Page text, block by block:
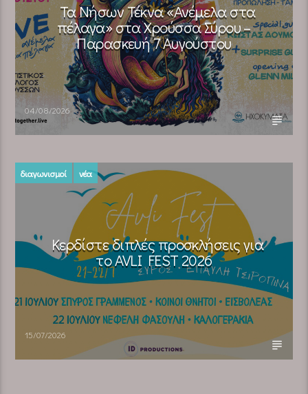
Τα Νήσων Τέκνα «Ανέμελα στα
πέλαγα» στα Χρούσσα Σύρου –
Παρασκευή 7 Αυγούστου
04/08/2026
διαγωνισμοί νέα
Κερδίστε διπλές προσκλήσεις για
το AVLI FEST 2026
15/07/2026